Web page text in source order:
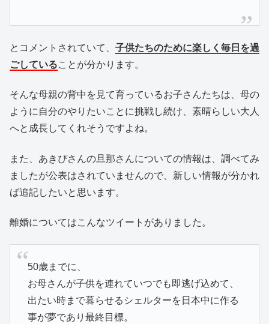
とコメントされていて、 子供たちのために楽しく毎日を過
ごしていることが分かります。
そんな母親の背中を見て育っているお子さんたちは、母の
ように自分のやりたいことに挑戦し続け、素晴らしい大人
へと成長してくれそうですよね。
また、あきぴさんの旦那さんについての情報は、調べてみ
ましたが公表はされていませんので、新しい情報が分かれ
ば追記したいと思います。
離婚についてはこんなツイートがありました。
50歳までに、
お母さんが子供を連れていつでも即逃げ込めて、
出たい時まで暮らせるシェルターを日本中に作る
事が夢であり最終目標。